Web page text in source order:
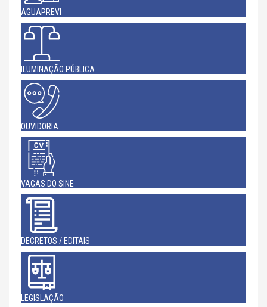
AGUAPREVI
ILUMINAÇÃO PÚBLICA
OUVIDORIA
VAGAS DO SINE
DECRETOS / EDITAIS
LEGISLAÇÃO